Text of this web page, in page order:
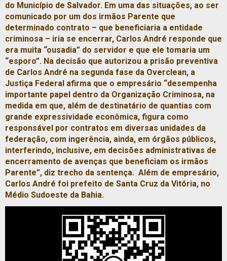
do Município de Salvador. Em uma das situações, ao ser
comunicado por um dos irmãos Parente que
determinado contrato – que beneficiaria a entidade
criminosa – iria se encerrar, Carlos André responde que
era muita “ousadia” do servidor e que ele tomaria um
“esporo”. Na decisão que autorizou a prisão preventiva
de Carlos André na segunda fase da Overclean, a
Justiça Federal afirma que o empresário “desempenha
importante papel dentro da Organização Criminosa, na
medida em que, além de destinatário de quantias com
grande expressividade econômica, figura como
responsável por contratos em diversas unidades da
federação, com ingerência, ainda, em órgãos públicos,
interferindo, inclusive, em decisões administrativas de
encerramento de avenças que beneficiam os irmãos
Parente”, diz trecho da sentença. Além de empresário,
Carlos André foi prefeito de Santa Cruz da Vitória, no
Médio Sudoeste da Bahia.